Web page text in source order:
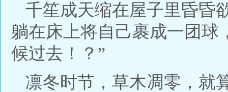
千笙成天缩在屋子里昏昏
躺在床上将自己裹成一团球
候过去！？”
凛冬时节，草木凋零，就